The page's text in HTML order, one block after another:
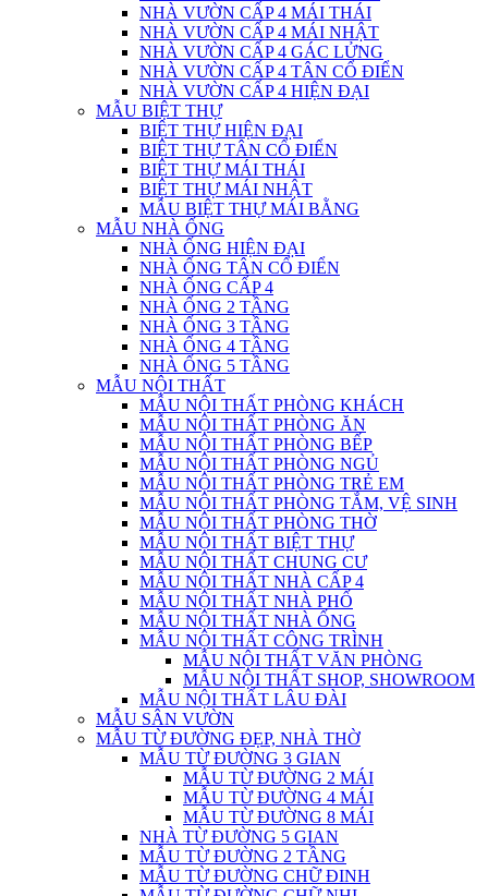
NHÀ VƯỜN CẤP 4 MÁI THÁI
NHÀ VƯỜN CẤP 4 MÁI NHẬT
NHÀ VƯỜN CẤP 4 GÁC LỬNG
NHÀ VƯỜN CẤP 4 TÂN CỔ ĐIỂN
NHÀ VƯỜN CẤP 4 HIỆN ĐẠI
MẪU BIỆT THỰ
BIỆT THỰ HIỆN ĐẠI
BIỆT THỰ TÂN CỔ ĐIỂN
BIỆT THỰ MÁI THÁI
BIỆT THỰ MÁI NHẬT
MẪU BIỆT THỰ MÁI BẰNG
MẪU NHÀ ỐNG
NHÀ ỐNG HIỆN ĐẠI
NHÀ ỐNG TÂN CỔ ĐIỂN
NHÀ ỐNG CẤP 4
NHÀ ỐNG 2 TẦNG
NHÀ ỐNG 3 TẦNG
NHÀ ỐNG 4 TẦNG
NHÀ ỐNG 5 TẦNG
MẪU NỘI THẤT
MẪU NỘI THẤT PHÒNG KHÁCH
MẪU NỘI THẤT PHÒNG ĂN
MẪU NỘI THẤT PHÒNG BẾP
MẪU NỘI THẤT PHÒNG NGỦ
MẪU NỘI THẤT PHÒNG TRẺ EM
MẪU NỘI THẤT PHÒNG TẮM, VỆ SINH
MẪU NỘI THẤT PHÒNG THỜ
MẪU NỘI THẤT BIỆT THỰ
MẪU NỘI THẤT CHUNG CƯ
MẪU NỘI THẤT NHÀ CẤP 4
MẪU NỘI THẤT NHÀ PHỐ
MẪU NỘI THẤT NHÀ ỐNG
MẪU NỘI THẤT CÔNG TRÌNH
MẪU NỘI THẤT VĂN PHÒNG
MẪU NỘI THẤT SHOP, SHOWROOM
MẪU NỘI THẤT LÂU ĐÀI
MẪU SÂN VƯỜN
MẪU TỪ ĐƯỜNG ĐẸP, NHÀ THỜ
MẪU TỪ ĐƯỜNG 3 GIAN
MẪU TỪ ĐƯỜNG 2 MÁI
MẪU TỪ ĐƯỜNG 4 MÁI
MẪU TỪ ĐƯỜNG 8 MÁI
NHÀ TỪ ĐƯỜNG 5 GIAN
MẪU TỪ ĐƯỜNG 2 TẦNG
MẪU TỪ ĐƯỜNG CHỮ ĐINH